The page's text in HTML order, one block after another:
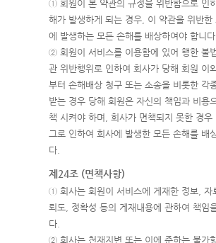
① 회원이 본 약관의 규정을 위반함으로 인
해가 발생하게 되는 경우, 이 약관을 위반한
에 발생하는 모든 손해를 배상하여야 합니다.
② 회원이 서비스를 이용함에 있어 행한 불
관 위반행위로 인하여 회사가 당해 회원 이
부터 손해배상 청구 또는 소송을 비롯한 각
받는 경우 당해 회원은 자신의 책임과 비용
책 시켜야 하며, 회사가 면책되지 못한 경우
그로 인하여 회사에 발생한 모든 손해를 배
다.
제24조 (면책사항)
① 회사는 회원이 서비스에 게재한 정보, 자
뢰도, 정확성 등의 게재내용에 관하여 책임
다.
② 회사는 천재지변 또는 이에 준하는 불가